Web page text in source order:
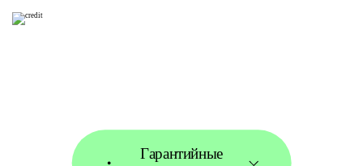
Гарантийные